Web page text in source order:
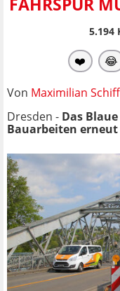
FAHRSPUR
5.194
❤️ 😂
Von Maximilian
Dresden - Das
Bauarbeiten